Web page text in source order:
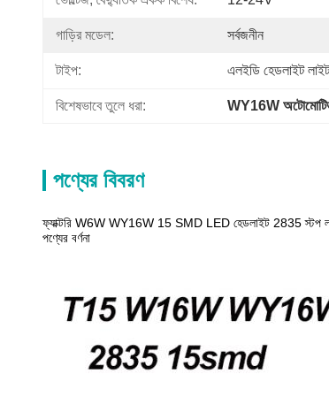
গাড়ির মডেল: সর্বজনীন
টাইপ: এলইডি হেডলাইট লাইট
বিশেষভাবে তুলে ধরা: WY16W
পণ্যের বিবরণ
ফ্যাক্টরি W6W WY16W 15 SMD LED হেডলাইট 2835 স্টপ
পণ্যের বর্ণনা